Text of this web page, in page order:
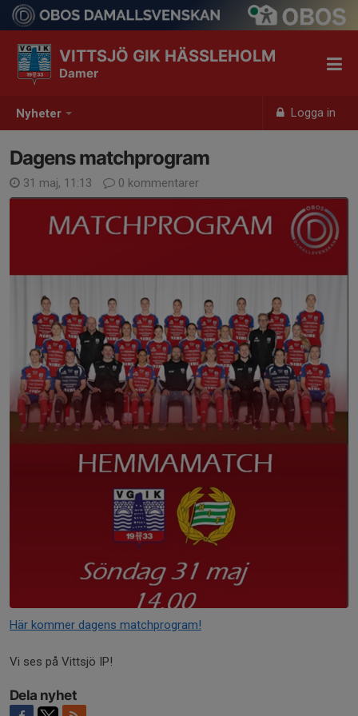
Nyheter Logga in
VITTSJÖ GIK HÄSSLEHOLM
Damer
Dagens matchprogram
31 maj, 11:13 0 kommentarer
Här kommer dagens matchprogram!
Vi ses på Vittsjö IP!
Dela nyhet